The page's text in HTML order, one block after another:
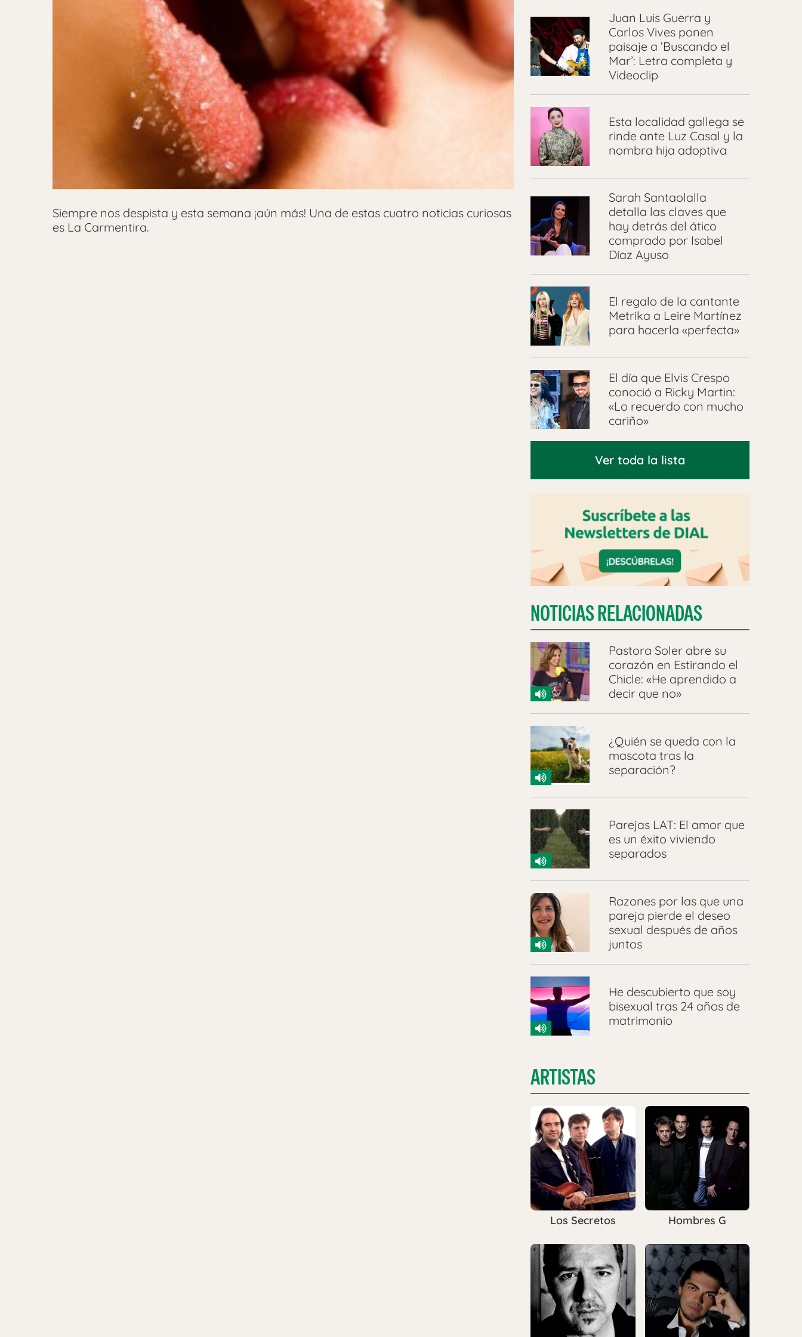
Siempre nos despista y esta semana ¡aún más! Una de estas cuatro noticias curiosas
es La Carmentira.
Juan Luis Guerra y
Carlos Vives ponen
paisaje a ‘Buscando el
Mar’: Letra completa y
Videoclip
Esta localidad gallega se
rinde ante Luz Casal y la
nombra hija adoptiva
Sarah Santaolalla
detalla las claves que
hay detrás del ático
comprado por Isabel
Díaz Ayuso
El regalo de la cantante
Metrika a Leire Martínez
para hacerla «perfecta»
El día que Elvis Crespo
conoció a Ricky Martin:
«Lo recuerdo con mucho
cariño»
Ver toda la lista
NOTICIAS RELACIONADAS
Pastora Soler abre su
corazón en Estirando el
Chicle: «He aprendido a
decir que no»
¿Quién se queda con la
mascota tras la
separación?
Parejas LAT: El amor que
es un éxito viviendo
separados
Razones por las que una
pareja pierde el deseo
sexual después de años
juntos
He descubierto que soy
bisexual tras 24 años de
matrimonio
ARTISTAS
Los Secretos Hombres G